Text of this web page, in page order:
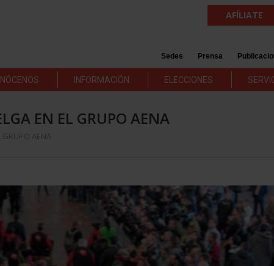
AFÍLIATE
Sedes Prensa
INFORMACIÓN ELECCIONES
EN EL GRUPO AENA
AENA